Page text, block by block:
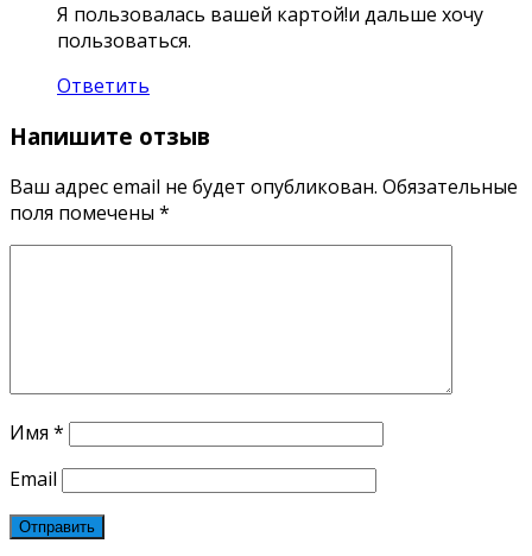
Я пользовалась вашей картой!и дальше хочу
пользоваться.
Ответить
Напишите отзыв
Ваш адрес email не будет опубликован. Обязательные
поля помечены *
Имя *
Email